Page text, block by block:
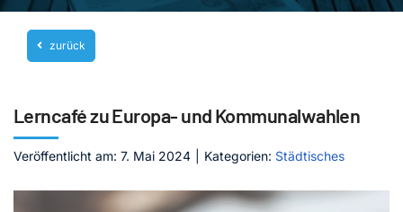
Blog
Unternehmen
Mediathek
zurück
Lerncafé zu Europa- und Kommunalwahlen
Veröffentlicht am: 7. Mai 2024 Kategorien: Städtisches